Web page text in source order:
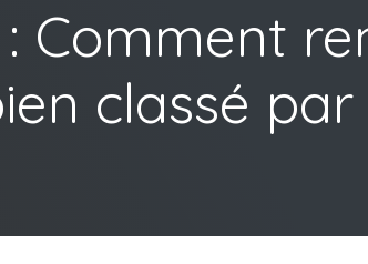
Comment
classé